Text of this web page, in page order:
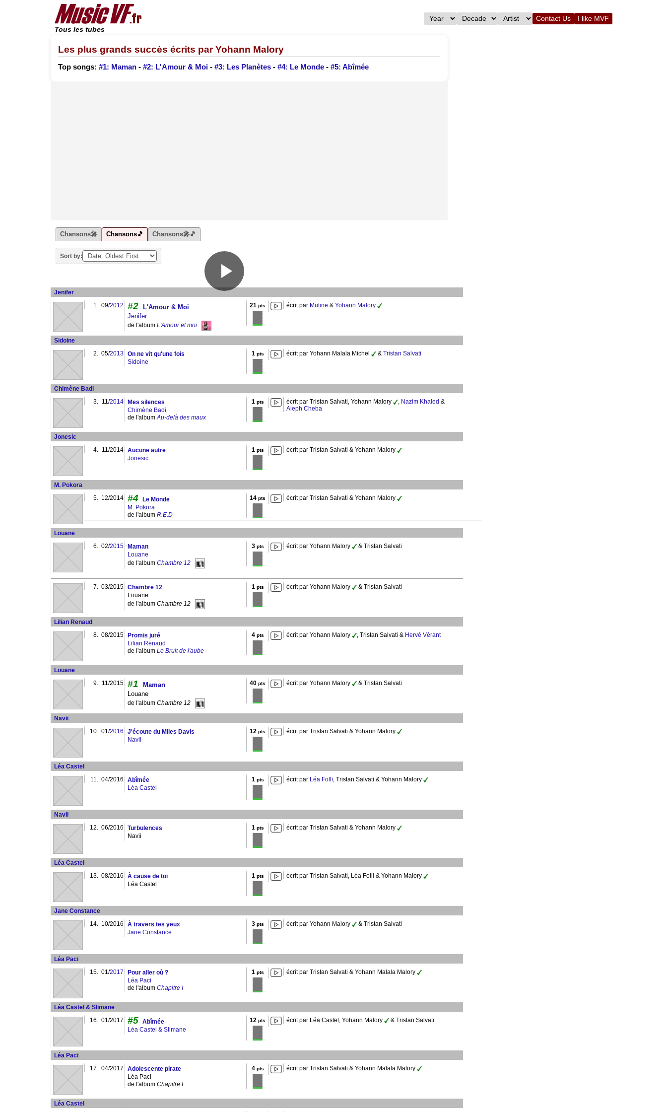
Tous les tubes
Contact Us I like MVF
Les plus grands succès écrits par Yohann Malory
Top songs: #1: Maman - #2: L'Amour & Moi - #3: Les Planètes - #4: Le Monde - #5: Abîmée
Chansons🎤 Chansons🎵 Chansons🎤🎵
Sort by:
Jenifer
1. 09/2012 #2
L'Amour & Moi
Jenifer
de l'album L'Amour et moi
21 pts écrit par Mutine & Yohann Malory
Sidoine
2. 05/2013
On ne vit qu'une fois
Sidoine
1 pts écrit par Yohann Malala Michel & Tristan Salvati
Chimène Badi
3. 11/2014
Mes silences
Chimène Badi
de l'albumAu-delà des maux
1 pts écrit par Tristan Salvati, Yohann Malory , Nazim Khaled &
Aleph Cheba
Jonesic
4. 11/2014
Aucune autre
Jonesic
1 pts écrit par Tristan Salvati & Yohann Malory
M. Pokora
5. 12/2014 #4
Le Monde
M. Pokora
de l'album R.E.D
14 pts écrit par Tristan Salvati & Yohann Malory
Louane
6. 02/2015
Maman
Louane
de l'album Chambre 12
3pts écrit par Yohann Malory & Tristan Salvati
7. 03/2015 Chambre 12
Louane
de l'album Chambre 12
1 pts écrit par Yohann Malory & Tristan Salvati
Lilian Renaud
8. 08/2015
Promis juré
Lilian Renaud
de l'album Le Bruit de l'aube
4pts écrit par Yohann Malory , Tristan Salvati & Hervé Vérant
Louane
9. 11/2015 #1
Maman
Louane
de l'album Chambre 12
40 pts écrit par Yohann Malory & Tristan Salvati
Navii
10. 01/2016
J'écoute du Miles Davis
Navii
12 pts écrit par Tristan Salvati & Yohann Malory
Léa Castel
11. 04/2016
Abîmée
Léa Castel
1 pts écrit par Léa Folli, Tristan Salvati & Yohann Malory
Navii
12. 06/2016
Turbulences
Navii
1 pts écrit par Tristan Salvati & Yohann Malory
Léa Castel
13. 08/2016
À cause de toi
Léa Castel
1 pts écrit par Tristan Salvati, Léa Folli & Yohann Malory
Jane Constance
14. 10/2016
À travers tes yeux
Jane Constance
3pts écrit par Yohann Malory & Tristan Salvati
Léa Paci
15. 01/2017
Pour aller où ?
Léa Paci
de l'album Chapitre I
1 pts écrit par Tristan Salvati & Yohann Malala Malory
Léa Castel & Slimane
16. 01/2017 #5 Abîmée
Léa Castel & Slimane
12 pts écrit par Léa Castel, Yohann Malory & Tristan Salvati
Léa Paci
17. 04/2017
Adolescente pirate
Léa Paci
de l'album Chapitre I
4pts écrit par Tristan Salvati & Yohann Malala Malory
Léa Castel